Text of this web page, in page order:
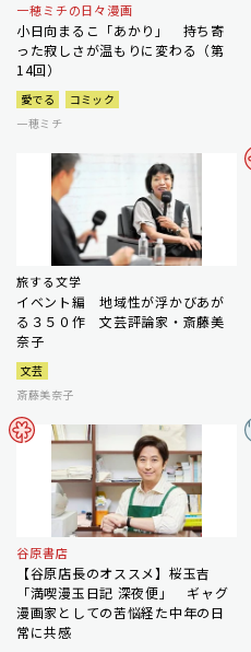
一穂ミチの日々漫画
小日向まるこ「あかり」 持ち寄
った寂しさが温もりに変わる（第
14回）
愛でる
コミック
一穂ミチ
旅する文学
イベント編 地域性が浮かびあが
る３５０作 文芸評論家・斎藤美
奈子
文芸
斎藤美奈子
谷原書店
【谷原店長のオススメ】桜玉吉
「満喫漫玉日記 深夜便」 ギャグ
漫画家としての苦悩経た中年の日
常に共感